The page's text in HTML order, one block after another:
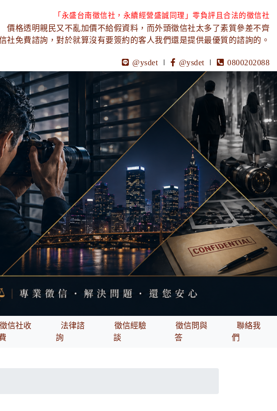
「永盛台南徵信社，永續經營盛誠同理」零負評且合法的徵信社
價格透明親民又不亂加價不給假資料，而外頭徵信社太多了素質參差不齊
社免費諮詢，對於就算沒有要簽約的客人我們還是提供最優質的諮詢的。
@ysdet ∣ @ysdet ∣ 0800202088
徵信社收
法律諮
詢
徵信經驗
談
徵信問與
答
聯絡我
們